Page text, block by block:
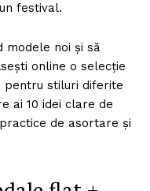
festival.
modele noi și să
online o selecție
pentru stiluri diferite
ai 10 idei clare de
de asortare și